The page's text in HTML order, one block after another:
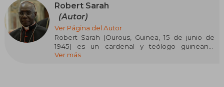
Robert Sarah
(Autor)
Ver Página del Autor
Robert Sarah (Ourous, Guinea, 15 de junio de
1945) es un cardenal y teólogo guineano,
destacado por su defensa de la tradición
Ver más